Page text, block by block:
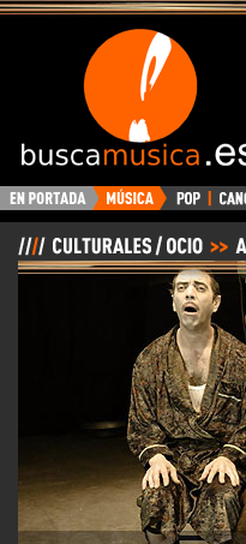
BuscaMusica.es